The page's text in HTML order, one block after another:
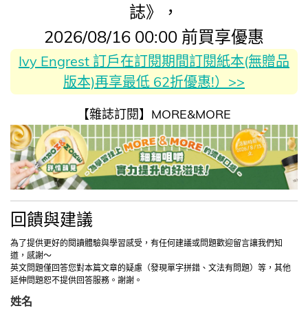
誌》，
2026/08/16 00:00 前買享優惠
Ivy Engrest 訂戶在訂閱期間訂閱紙本(無贈品
版本)再享最低 62折優惠!）>>
【雜誌訂閱】MORE&MORE
回饋與建議
為了提供更好的閱讀體驗與學習感受，有任何建議或問題歡迎留言讓我們知
道，感謝～
英文問題僅回答您對本篇文章的疑慮（發現單字拼錯、文法有問題）等，其他
延伸問題恕不提供回答服務。謝謝。
姓名